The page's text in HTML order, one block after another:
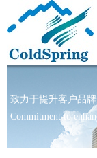
致力于提升客户品
Commitment to